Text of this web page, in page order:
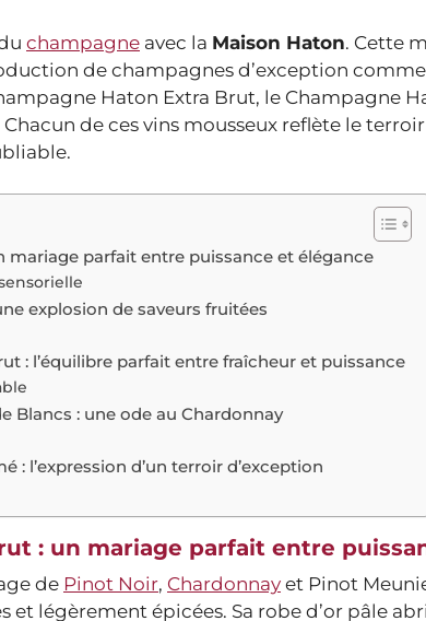
champagne avec la Maison Haton. Cette
de champagnes d’exception
Haton Extra Brut, le Champagne
de ces vins mousseux reflète le
mariage parfait entre puissance et élégance
explosion de saveurs fruitées
: l’équilibre parfait entre fraîcheur et puissance
Blancs : une ode au Chardonnay
: l’expression d’un terroir d’exception
: un mariage parfait entre
de Pinot Noir, Chardonnay et Pinot
et légèrement épicées. Sa robe d’or pâle